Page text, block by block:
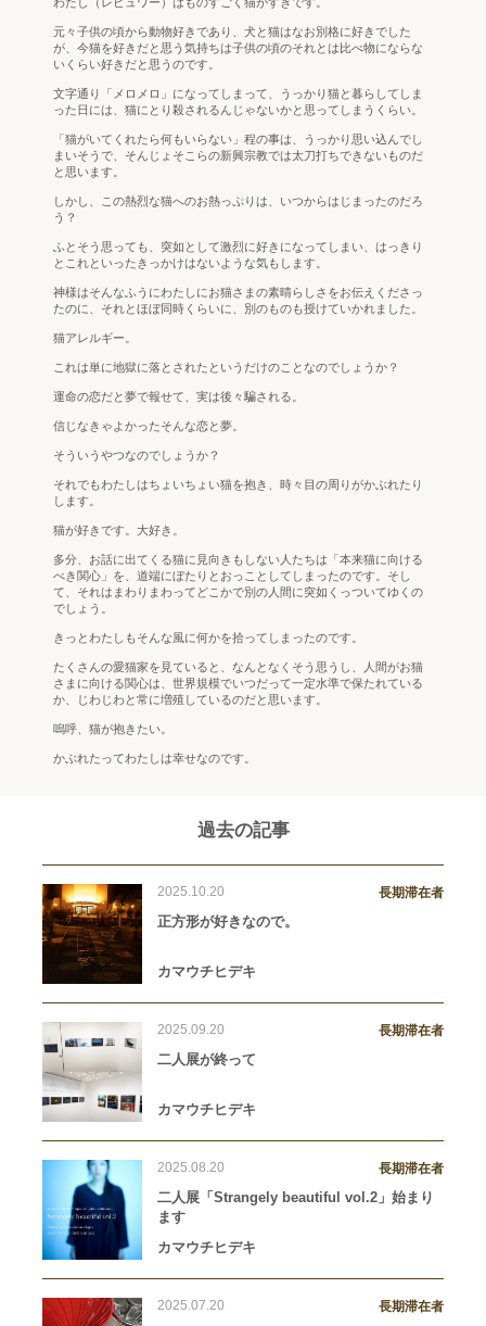
元々子供の頃から動物好きであり、犬と猫はなお別格に好きでした
が、今猫を好きだと思う気持ちは子供の頃のそれとは比べ物にならな
いくらい好きだと思うのです。
文字通り「メロメロ」になってしまって、うっかり猫と暮らしてしま
った日には、猫にとり殺されるんじゃないかと思ってしまうくらい。
「猫がいてくれたら何もいらない」程の事は、うっかり思い込んでし
まいそうで、そんじょそこらの新興宗教では太刀打ちできないものだ
と思います。
しかし、この熱烈な猫へのお熱っぷりは、いつからはじまったのだろ
う？
ふとそう思っても、突如として激烈に好きになってしまい、はっきり
とこれといったきっかけはないような気もします。
神様はそんなふうにわたしにお猫さまの素晴らしさをお伝えくださっ
たのに、それとほぼ同時くらいに、別のものも授けていかれました。
猫アレルギー。
これは単に地獄に落とされたというだけのことなのでしょうか？
運命の恋だと夢で報せて、実は後々騙される。
信じなきゃよかったそんな恋と夢。
そういうやつなのでしょうか？
それでもわたしはちょいちょい猫を抱き、時々目の周りがかぶれたり
します。
猫が好きです。大好き。
多分、お話に出てくる猫に見向きもしない人たちは「本来猫に向ける
べき関心」を、道端にぼたりとおっことしてしまったのです。そし
て、それはまわりまわってどこかで別の人間に突如くっついてゆくの
でしょう。
きっとわたしもそんな風に何かを拾ってしまったのです。
たくさんの愛猫家を見ていると、なんとなくそう思うし、人間がお猫
さまに向ける関心は、世界規模でいつだって一定水準で保たれている
か、じわじわと常に増殖しているのだと思います。
嗚呼、猫が抱きたい。
かぶれたってわたしは幸せなのです。
過去の記事
2025.10.20 長期滞在者
正方形が好きなので。
カマウチヒデキ
2025.09.20 長期滞在者
二人展が終って
カマウチヒデキ
2025.08.20 長期滞在者
二人展「Strangely beautiful vol.2」始まり
ます
カマウチヒデキ
2025.07.20 長期滞在者